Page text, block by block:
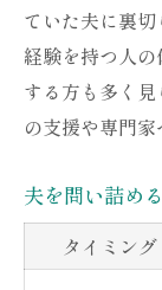
ていた夫に裏
経験を持つ人
する方も多く
の支援や専門
夫を問い詰め
タイミング